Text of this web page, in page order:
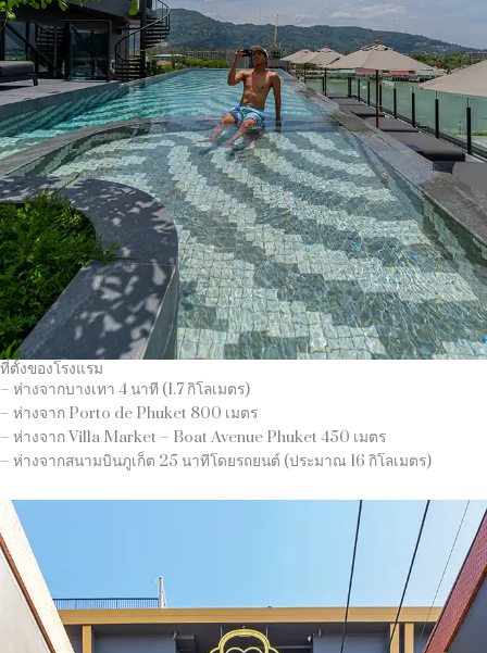
ที่ตั้งของโรงแรม
– ห่างจากบางเทา 4 นาที (1.7 กิโลเมตร)
– ห่างจาก Porto de Phuket 800 เมตร
– ห่างจาก Villa Market – Boat Avenue Phuket 450 เมตร
– ห่างจากสนามบินภูเก็ต 25 นาทีโดยรถยนต์ (ประมาณ 16 กิโลเมตร)